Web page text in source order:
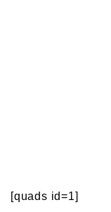
[quads id=1]